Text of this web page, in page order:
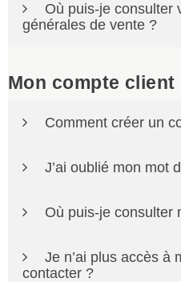
France.
page dédiée :
Où puis-je consulter
générales de vente ?
Mon compte client
Comment créer un
votre compte avec votre
J’ai oublié mon mot
réinitialiser votre accès.
Où puis-je consulter
dans la rubrique
Je n’ai plus accès à
contacter ?